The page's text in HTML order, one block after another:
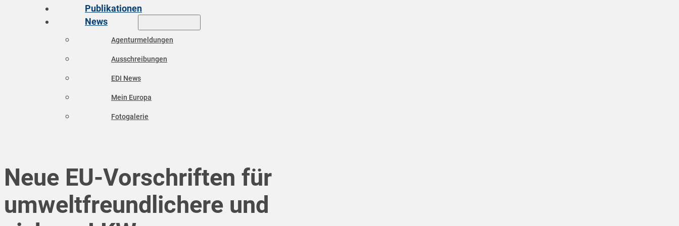
Publikationen
News
Agenturmeldungen
Ausschreibungen
EDI News
Mein Europa
Fotogalerie
Neue EU-Vorschriften für
umweltfreundlichere und